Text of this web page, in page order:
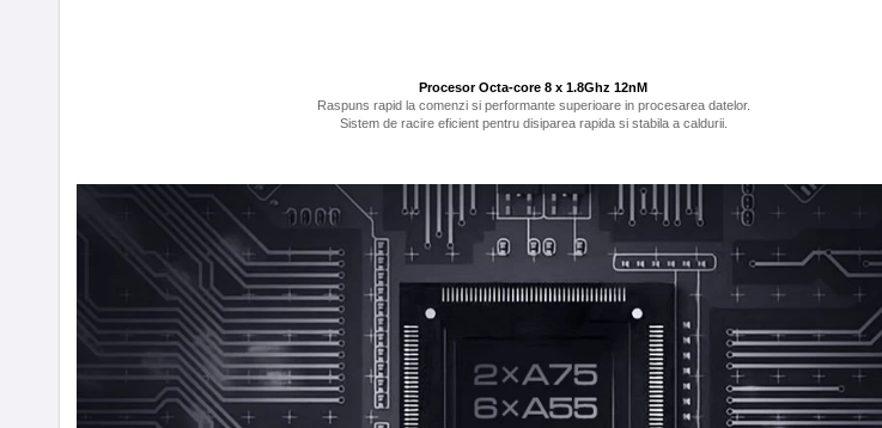
Procesor Octa-core 8 x 1.8Ghz 12nM
Raspuns rapid la comenzi si performante superioare in procesarea datelor.
Sistem de racire eficient pentru disiparea rapida si stabila a caldurii.